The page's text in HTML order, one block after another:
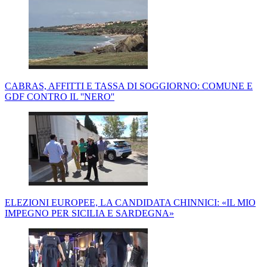
CABRAS, AFFITTI E TASSA DI SOGGIORNO: COMUNE E
GDF CONTRO IL ''NERO''
ELEZIONI EUROPEE, LA CANDIDATA CHINNICI: «IL MIO
IMPEGNO PER SICILIA E SARDEGNA»